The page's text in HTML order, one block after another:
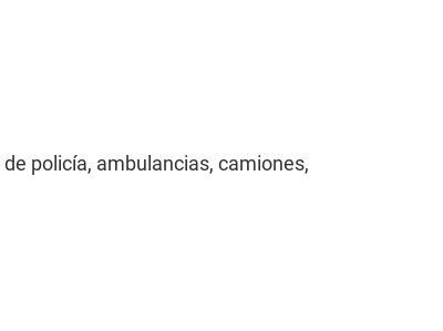
policía, ambulancias, camiones,